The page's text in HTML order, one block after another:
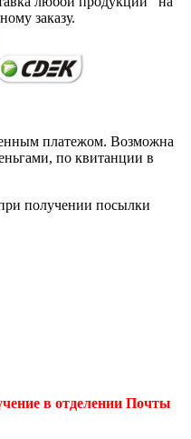
заказу.
платежом. Возможна
по квитанции в
получении посылки
в отделении Почты